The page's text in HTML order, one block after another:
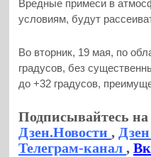
Вредные примеси в
условиям, будут
Во вторник, 19 мая, по
градусов, без
до +32 градусов,
Подписывайтесь
Дзен.Новости,
Телеграм-канал,